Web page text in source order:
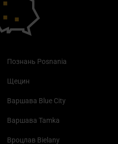
Познань Posnania
Щецин
Варшава Blue City
Варшава Tamka
Вроцлав Bielany